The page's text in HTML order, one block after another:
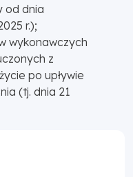
od dnia
r.);
wykonawczych
z
po upływie
(tj. dnia 21